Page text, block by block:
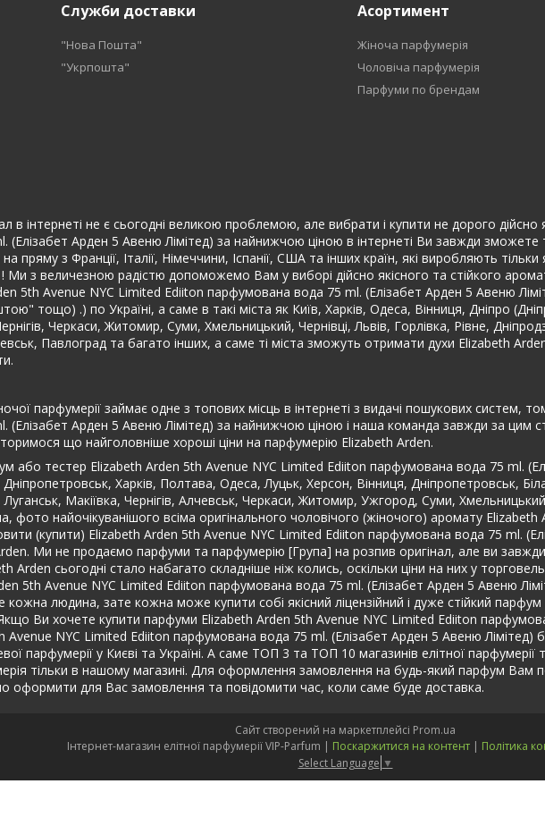
Служби доставки
"Нова Пошта"
"Укрпошта"
Асортимент
Жіноча парфумерія
Чоловіча парфумерія
Парфуми по брендам
інтернеті не є сьогодні великою проблемою, але вибрати і купити не дорого дійсно
Арден 5 Авеню Лімітед) за найнижчою ціною в інтернеті Ви завжди зможете
з Франції, Італії, Німеччини, Іспанії, США та інших країн, які виробляють
з величезною радістю допоможемо Вам у виборі дійсно якісного та стійкого
5th Avenue NYC Limited Ediiton парфумована вода 75 ml. (Елізабет Арден 5 Авеню
тощо) .) по Україні, а саме в такі міста як Київ, Харків, Одеса, Вінниця, Дніпро
Черкаси, Житомир, Суми, Хмельницький, Чернівці, Львів, Горлівка, Рівне,
Павлоград та багато інших, а саме ті міста зможуть отримати духи Elizabeth
парфумерії займає одне з топових місць в інтернеті з видачі пошукових систем,
Арден 5 Авеню Лімітед) за найнижчою ціною і наша команда завжди за цим
що найголовніше хороші ціни на парфумерію Elizabeth Arden.
або тестер Elizabeth Arden 5th Avenue NYC Limited Ediiton парфумована вода 75 ml.
Харків, Полтава, Одеса, Луцьк, Херсон, Вінниця, Дніпропетровськ,
Макіївка, Чернігів, Алчевськ, Черкаси, Житомир, Ужгород, Суми,
фото найочікуванішого всіма оригінального чоловічого (жіночого) аромату
(купити) Elizabeth Arden 5th Avenue NYC Limited Ediiton парфумована вода 75 ml.
Arden. Ми не продаємо парфуми та парфумерію [Група] на розпив оригінал, але ви
Arden сьогодні стало набагато складніше ніж колись, оскільки ціни на них у
5th Avenue NYC Limited Ediiton парфумована вода 75 ml. (Елізабет Арден 5 Авеню
людина, зате кожна може купити собі якісний ліцензійний і дуже стійкий парфум
Ви хочете купити парфуми Elizabeth Arden 5th Avenue NYC Limited Ediiton
Avenue NYC Limited Ediiton парфумована вода 75 ml. (Елізабет Арден 5 Авеню
парфумерії у Києві та Україні. А саме ТОП 3 та ТОП 10 магазинів елітної
тільки в нашому магазині. Для оформлення замовлення на будь-який парфум
оформити для Вас замовлення та повідомити час, коли саме буде доставка.
Сайт створений на маркетплейсі Prom.ua
Інтернет-магазин елітної парфумерії VIP-Parfum | Поскаржитися на контент | Політика
Select Language ▼